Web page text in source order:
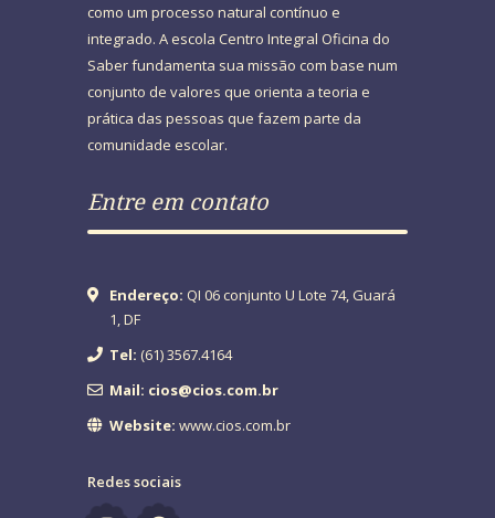
como um processo natural contínuo e
integrado. A escola Centro Integral Oficina do
Saber fundamenta sua missão com base num
conjunto de valores que orienta a teoria e
prática das pessoas que fazem parte da
comunidade escolar.
Entre em contato
Endereço: QI 06 conjunto U Lote 74, Guará
1, DF
Tel: (61) 3567.4164
Mail: cios@cios.com.br
Website: www.cios.com.br
Redes sociais